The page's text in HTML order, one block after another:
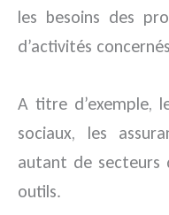
les besoins des
d’activités
A titre d’exemple,
sociaux, les
autant de secteurs
outils.